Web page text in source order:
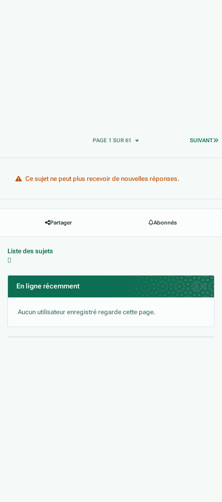
SUIVANT
PAGE 1 SUR 61
Ce sujet ne peut plus recevoir de nouvelles réponses.
Partager Abonnés
Liste des sujets
En ligne récemment 0
Aucun utilisateur enregistré regarde cette page.